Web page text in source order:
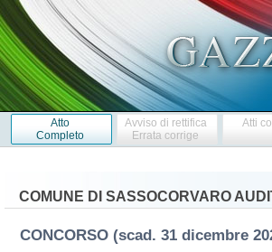
Atto
Completo
Avviso di rettifica
Errata corrige
Atti
COMUNE DI SASSOCORVARO
CONCORSO (scad. 31 dicembre